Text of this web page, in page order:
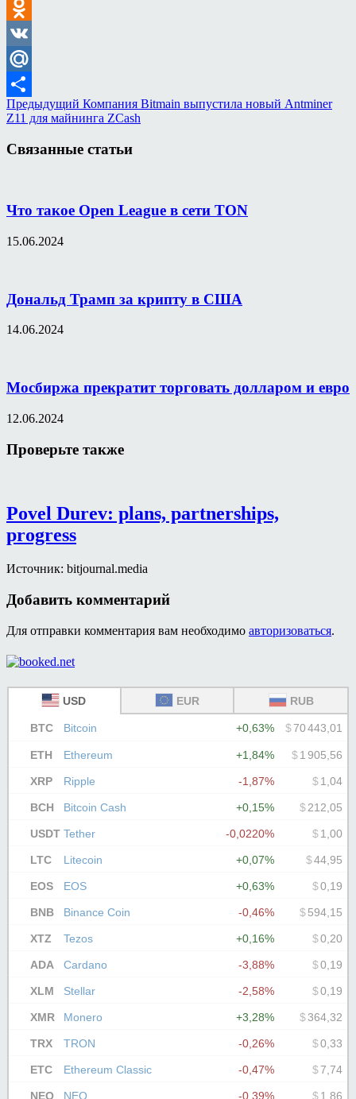
Twitter
Odnoklassniki
VK
Mail.Ru
Отправить
Предыдущий Компания Bitmain выпустила новый Antminer
Z11 для майнинга ZCash
Связанные статьи
Что такое Open League в сети TON
15.06.2024
Дональд Трамп за крипту в США
14.06.2024
Мосбиржа прекратит торговать долларом и евро
12.06.2024
Проверьте также
Povel Durev: plans, partnerships,
progress
Источник: bitjournal.media
Добавить комментарий
Для отправки комментария вам необходимо авторизоваться.